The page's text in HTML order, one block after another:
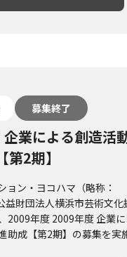
募集終了
業による創造活
2期】
ョン・ヨコハマ（略称：
益財団法人横浜市芸術文化
2009年度 2009年度 企業に
助成【第2期】の募集を実